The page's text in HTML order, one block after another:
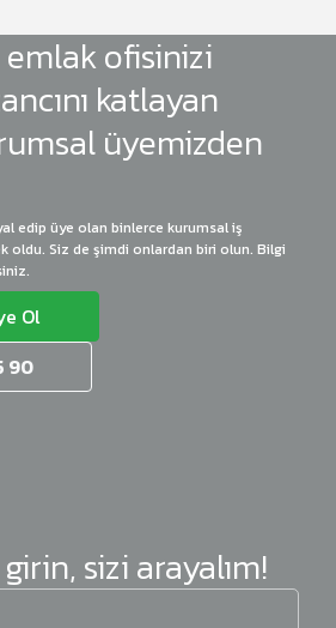
emlak ofisinizi
katlayan
üyemizden
edip üye olan binlerce kurumsal iş
oldu. Siz de şimdi onlardan biri olun. Bilgi
Ol
90
sizi arayalım!